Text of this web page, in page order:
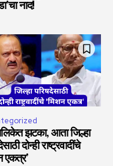
नाद!
झटका, आता जिल्हा
दोन्ही राष्ट्रवादींचे
एकत्र’